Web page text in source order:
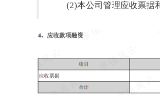
(2)本公司管理应收票据